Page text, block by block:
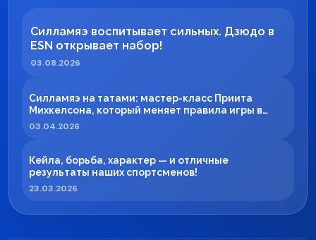
Силламяэ воспитывает сильных. Дзюдо в
ESN открывает набор!
03.08.2026
Силламяэ на татами: мастер-класс Приита
Михкелсона, который меняет правила игры в
регионе
03.04.2026
Кейла, борьба, характер — и отличные
результаты наших спортсменов!
23.03.2026